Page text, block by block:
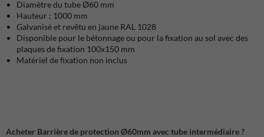
Diamètre du tube Ø60 mm
Hauteur : 1000 mm
Galvanisé et revêtu en jaune RAL 1028
Disponible pour le bétonnage ou pour la fixation au sol avec des
plaques de fixation 100x150 mm
Matériel de fixation non inclus
Acheter Barrière de protection Ø60mm avec tube intermédiaire ?